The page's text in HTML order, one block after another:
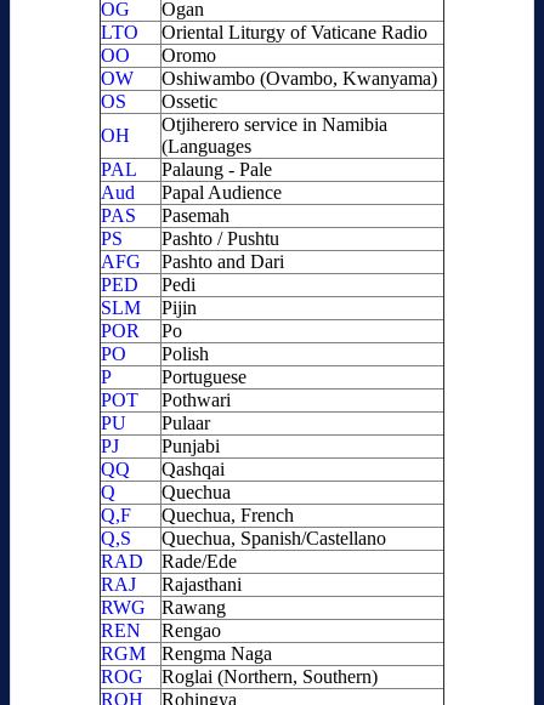
OG
Ogan
LTO
Oriental Liturgy of Vaticane Radio
OO
Oromo
OW
Oshiwambo (Ovambo, Kwanyama)
OS
Ossetic
OH
Otjiherero service in Namibia
(Languages
PAL
Palaung - Pale
Aud
Papal Audience
PAS
Pasemah
PS
Pashto / Pushtu
AFG
Pashto and Dari
PED
Pedi
SLM
Pijin
POR
Po
PO
Polish
P
Portuguese
POT
Pothwari
PU
Pulaar
PJ
Punjabi
QQ
Qashqai
Q
Quechua
Q,F
Quechua, French
Q,S
Quechua, Spanish/Castellano
RAD
Rade/Ede
RAJ
Rajasthani
RWG
Rawang
REN
Rengao
RGM
Rengma Naga
ROG
Roglai (Northern, Southern)
ROH
Rohingya